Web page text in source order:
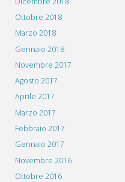
Ottobre 2018
Marzo 2018
Gennaio 2018
Novembre 2017
Agosto 2017
Aprile 2017
Marzo 2017
Febbraio 2017
Gennaio 2017
Novembre 2016
Ottobre 2016